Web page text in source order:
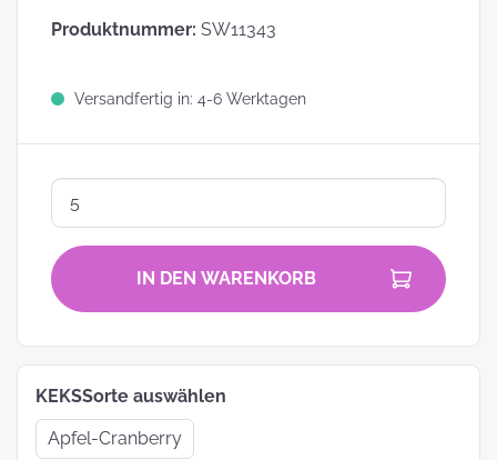
Produktnummer: SW11343
Versandfertig in: 4-6 Werktagen
IN DEN WARENKORB
KEKSSorte auswählen
Apfel-Cranberry